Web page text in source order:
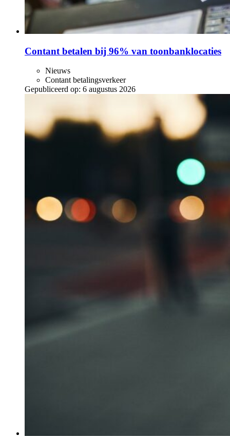
Contant betalen bij 96% van toonbanklocaties
Nieuws
Contant betalingsverkeer
Gepubliceerd op: 6 augustus 2026